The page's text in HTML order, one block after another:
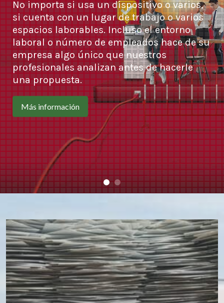
No importa si usa un dispositivo o varios,
si cuenta con un lugar de trabajo o varios
espacios laborables. Incluso el entorno
laboral o número de empleados hace de su
empresa algo único que nuestros
profesionales analizan antes de hacerle
una propuesta.
Más información